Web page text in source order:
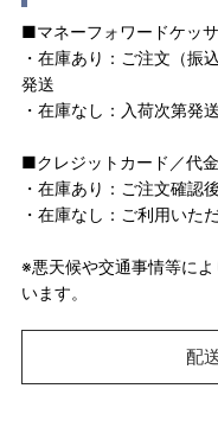
■マネーフォワードケッ
・在庫あり：ご注文（振
発送
・在庫なし：入荷次第発送
■クレジットカード／代
・在庫あり：ご注文確認
・在庫なし：ご利用いた
※悪天候や交通事情等に
います。
配